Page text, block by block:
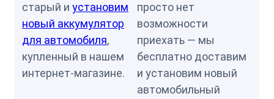
старый и установим
новый аккумулятор
для автомобиля,
купленный в нашем
интернет-магазине.
просто нет
возможности
приехать — мы
бесплатно доставим
и установим новый
автомобильный